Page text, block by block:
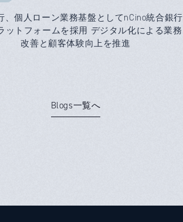
、個人ローン業務基盤としてnCino統合銀行
ットフォームを採用 デジタル化による業務
改善と顧客体験向上を推進
Blogs一覧へ